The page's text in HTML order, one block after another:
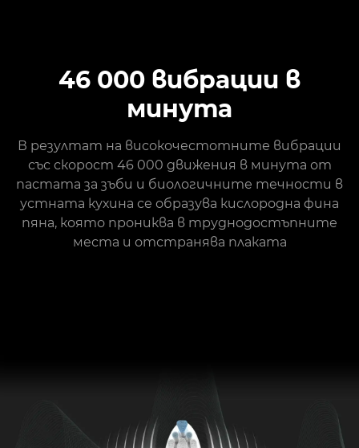
46 000 вибрации в
минута
В резултат на високочестотните вибрации
със скорост 46 000 движения в минута от
пастата за зъби и биологичните течности в
устната кухина се образува кислородна фина
пяна, която прониква в труднодостъпните
места и отстранява плаката